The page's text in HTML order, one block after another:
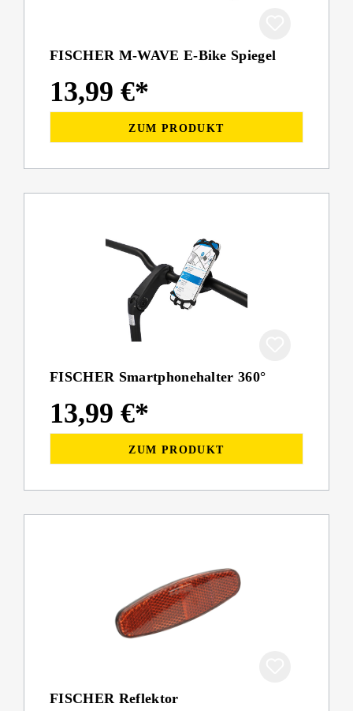
FISCHER M-WAVE E-Bike Spiegel
13,99 €*
ZUM PRODUKT
FISCHER Smartphonehalter 360°
13,99 €*
ZUM PRODUKT
FISCHER Reflektor